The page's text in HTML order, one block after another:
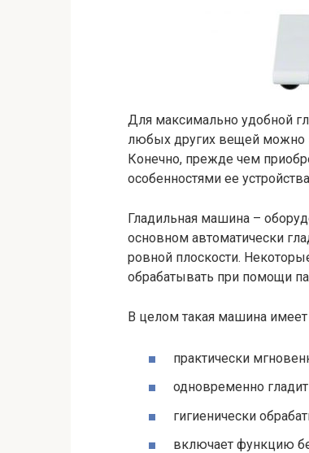
Для максимально удобной
любых других вещей можно
Конечно, прежде чем
особенностями ее
Гладильная машина –
основном автоматически
ровной плоскости.
обрабатывать при помощи
В целом такая машина
практически
одновременно
гигиенически
включает функцию